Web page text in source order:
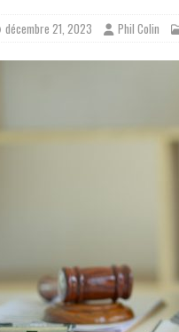
décembre 21, 2023 Phil Colin